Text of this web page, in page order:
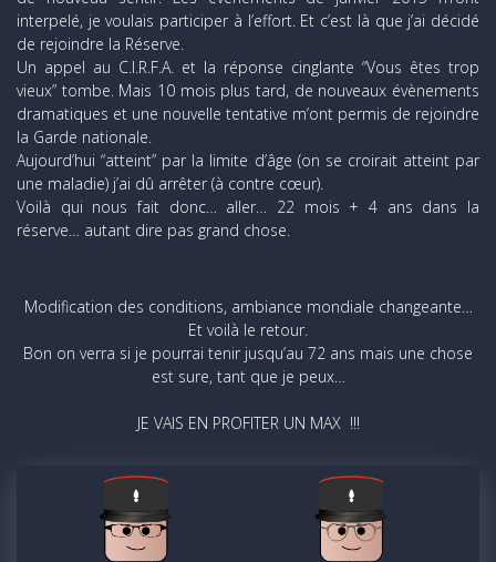
interpelé, je voulais participer à l’effort. Et c’est là que j’ai décidé
de rejoindre la Réserve.
Un appel au C.I.R.F.A. et la réponse cinglante “Vous êtes trop
vieux” tombe. Mais 10 mois plus tard, de nouveaux évènements
dramatiques et une nouvelle tentative m’ont permis de rejoindre
la Garde nationale.
Aujourd’hui “atteint” par la limite d’âge (on se croirait atteint par
une maladie) j’ai dû arrêter (à contre cœur).
Voilà qui nous fait donc… aller… 22 mois + 4 ans dans la
réserve… autant dire pas grand chose.
Modification des conditions, ambiance mondiale changeante…
Et voilà le retour.
Bon on verra si je pourrai tenir jusqu’au 72 ans mais une chose
est sure, tant que je peux…
JE VAIS EN PROFITER UN MAX !!!